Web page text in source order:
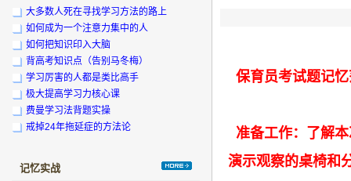
大多数人死在寻找学习方法的路上
如何成为一个注意力集中的人
如何把知识印入大脑
背高考知识点（告别马冬梅）
学习厉害的人都是类比高手
极大提高学习力核心课
费曼学习法背题实操
戒掉24年拖延症的方法论
记忆实战
保育员考试题记
准备工作：了解
演示观察的桌椅和